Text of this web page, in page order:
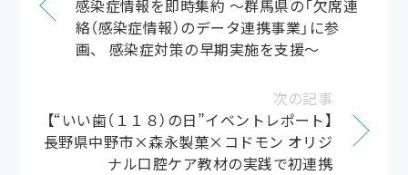
感染症情報を即時集約 ～群馬県の「欠席連
絡（感染症情報）のデータ連携事業」に参
画、 感染症対策の早期実施を支援～
次の記事
【“いい歯（１１８）の日”イベントレポート】
長野県中野市×森永製菓×コドモン オリジ
ナル口腔ケア教材の実践で初連携